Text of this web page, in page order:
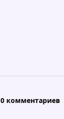
0 комментариев